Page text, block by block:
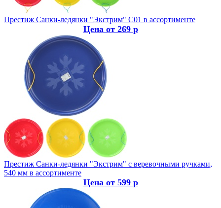
Престиж Санки-ледянки "Экстрим" С01 в ассортименте
Цена от 269 р
Престиж Санки-ледянки "Экстрим" с веревочными ручками,
540 мм в ассортименте
Цена от 599 р